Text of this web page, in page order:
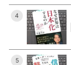
4
5